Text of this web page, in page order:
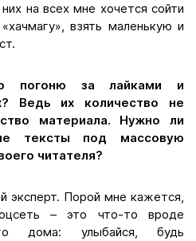
на всех мне хочется сойти
взять маленькую и
погоню за лайками и
Ведь их количество не
материала. Нужно ли
тексты под массовую
читателя?
эксперт. Порой мне кажется,
– это что-то вроде
дома: улыбайся, будь